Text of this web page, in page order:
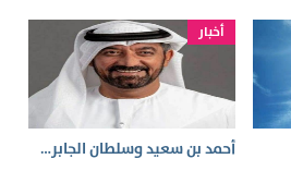
أخبار
أحمد بن سعيد وسلطان الجابر…